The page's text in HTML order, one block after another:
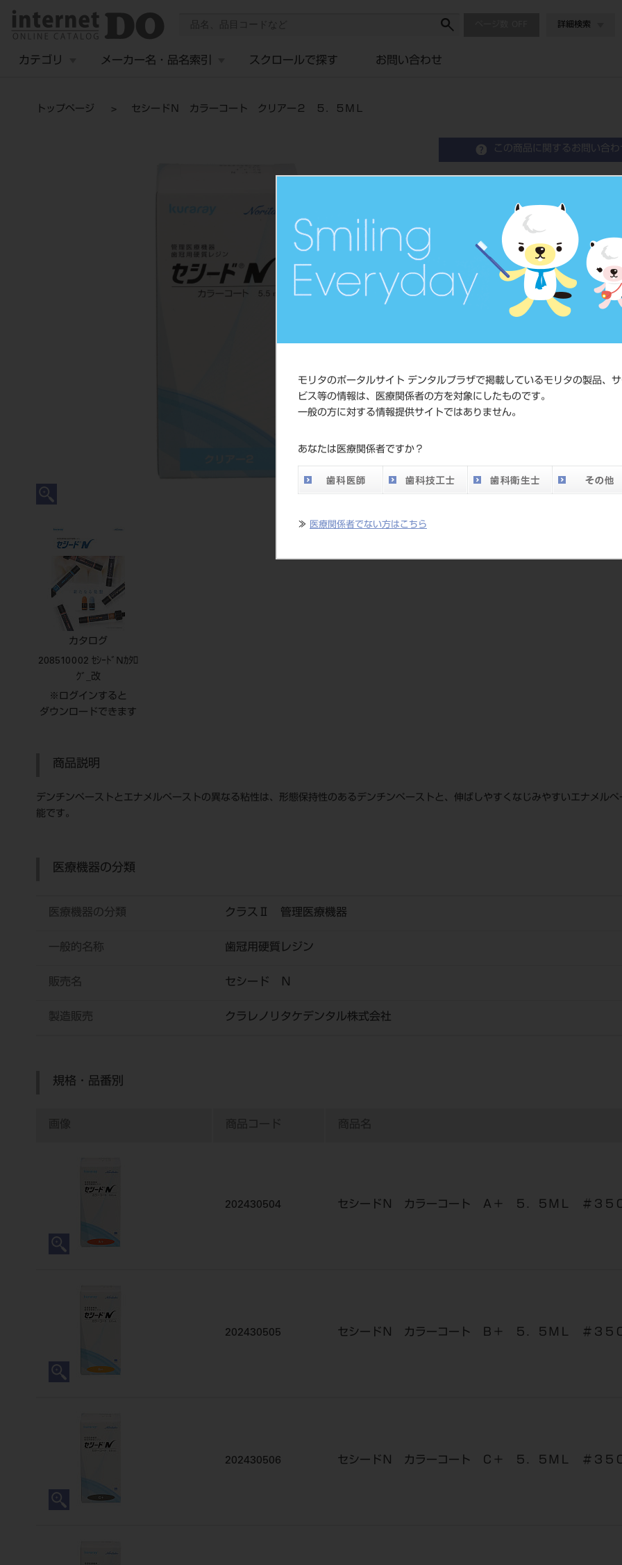
モリタのポータルサイト デンタルプラザで掲載しているモリタの製品、
ビス等の情報は、医療関係者の方を対象にしたものです。
一般の方に対する情報提供サイトではありません。
あなたは医療関係者ですか？
≫ 医療関係者でない方はこちら
詳細検索
カテゴリ メーカー名・品名索引 スクロールで探す お問い合わせ
トップページ セシードＮ カラーコート クリアー２ ５．５ＭＬ
この商品に関するお問い合わ
品目コード
JAN/EANコード
標準価格
ネット
発売日
DO vol.26 掲載ペー
ジ
719
カタログ
208510002 ｾｼｰﾄﾞNｶﾀﾛ
ｸﾞ_改
※ログインすると
ダウンロードできます
商品説明
デンチンペーストとエナメルペーストの異なる粘性は、形態保持性のあるデンチンペーストと、伸ばしやすくなじみやすいエナメル
能です。
医療機器の分類
医療機器の分類 クラスⅡ 管理医療機器
一般的名称 歯冠用硬質レジン
販売名 セシード Ｎ
製造販売 クラレノリタケデンタル株式会社
規格・品番別
画像 商品コード 商品名
202430504 セシードＮ カラーコート Ａ＋ ５．５ＭＬ ＃３５
202430505 セシードＮ カラーコート Ｂ＋ ５．５ＭＬ ＃３５
202430506 セシードＮ カラーコート Ｃ＋ ５．５ＭＬ ＃３５